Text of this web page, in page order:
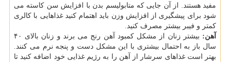
مفید هستند. از آن جایی كه متابولیسم بدن با افزایش سن كاسته می
شود برای پیشگیری از افزایش وزن باید اهتمام كنید غذاهایی با كالری
كمتر و فیبر بیشتر مصرف كنید.
آهن:
بیشتر زنان از مشكل كمبود آهن رنج می برند و زنان بالای ۴۰
سال باز به احتمال بیشتری با این مشكل دست و پنجه نرم می كنند.
بهتر است غذاهای سرشار از آهن را به رژیم غذایی خود اضافه كنید تا